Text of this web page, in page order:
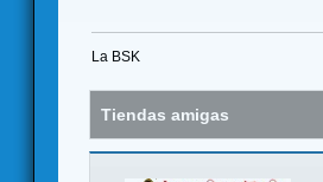
La BSK
Tiendas amigas